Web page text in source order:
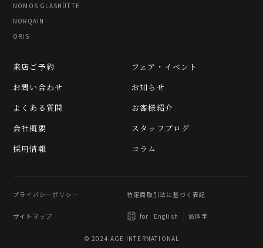
NOMOS GLASHÜTTE
NORQAIN
ORIS
フェア・イベント
お知らせ
お客様紹介
スタッフブログ
コラム
来店ご予約
お問い合わせ
よくある質問
会社概要
採用情報
プライバシーポリシー 特定商取引法に基づく表記
サイトマップ for English 简体字
© 2024 AGE INTERNATIONAL